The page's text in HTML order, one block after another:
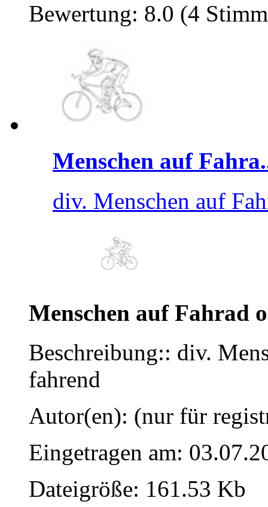
Bewertung: 8.0 (4
Menschen auf
div. Menschen auf
Menschen auf Fahrad
Beschreibung:: div.
fahrend
Autor(en): (nur für
Eingetragen am:
Dateigröße: 161.53 Kb